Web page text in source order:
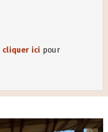
cliquer ici pour